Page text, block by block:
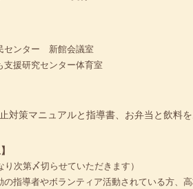
センター 新館会議室
援研究センター体育室
止対策マニュアルと指導書、お弁当と飲料を
次第〆切らせていただきます）
の指導者やボランティア活動されている方、